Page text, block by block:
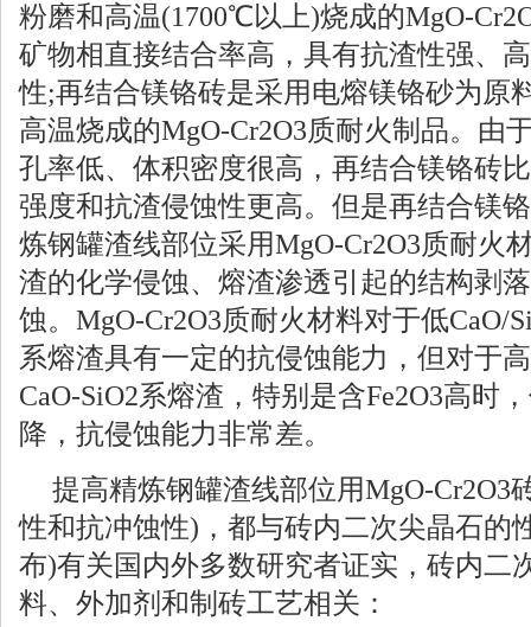
粉磨和高温(1700℃以上)烧成的MgO-
矿物相直接结合率高，具有抗渣性强、
性;再结合镁铬砖是采用电熔镁铬砂为原
高温烧成的MgO-Cr2O3质耐火制品。由
孔率低、体积密度很高，再结合镁铬砖
强度和抗渣侵蚀性更高。但是再结合镁
炼钢罐渣线部位采用MgO-Cr2O3质耐火
渣的化学侵蚀、熔渣渗透引起的结构剥
蚀。MgO-Cr2O3质耐火材料对于低CaO/
系熔渣具有一定的抗侵蚀能力，但对于
CaO-SiO2系熔渣，特别是含Fe2O3高时
降，抗侵蚀能力非常差。
提高精炼钢罐渣线部位用MgO-Cr2O3
性和抗冲蚀性)，都与砖内二次尖晶石的
布)有关国内外多数研究者证实，砖内二
料、外加剂和制砖工艺相关：